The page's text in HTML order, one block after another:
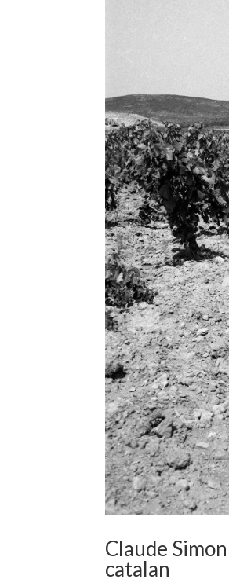
Claude
catalan